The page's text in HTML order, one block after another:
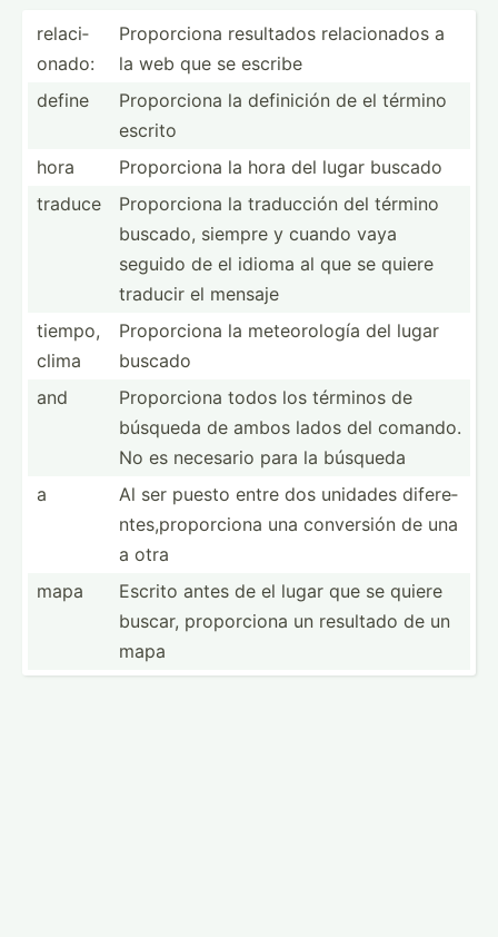
relaci­
onado:
Propor­ciona resultados relaci­onados a
la web que se escribe
define
Propor­ciona la definición de el término
escrito
hora
Propor­ciona la hora del lugar buscado
traduce
Propor­ciona la traducción del término
buscado, siempre y cuando vaya
seguido de el idioma al que se quiere
traducir el mensaje
tiempo,
clima
Propor­ciona la meteor­ología del lugar
buscado
and
Propor­ciona todos los términos de
búsqueda de ambos lados del comando.
No es necesario para la búsqueda
a
Al ser puesto entre dos unidades difere­
nte­s,p­rop­orciona una conversión de una
a otra
mapa
Escrito antes de el lugar que se quiere
buscar, propor­ciona un resultado de un
mapa